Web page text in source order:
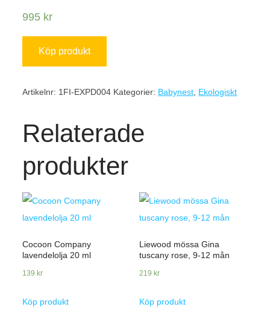
995 kr
Köp produkt
Artikelnr: 1FI-EXPD004 Kategorier: Babynest Ekologiskt
Relaterade
produkter
Cocoon Company
lavendelolja 20 ml
139kr
Köp produkt
Liewood mössa Gina
tuscany rose, 9-12 mån
219kr
Köp produkt